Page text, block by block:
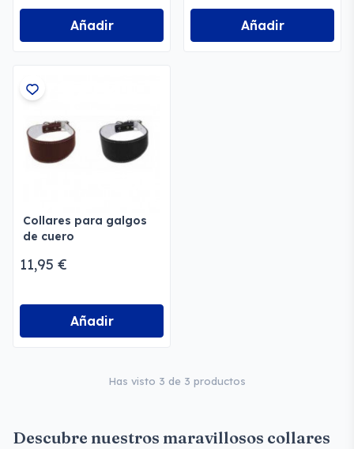
Añadir Añadir
Collares para galgos
de cuero
11,95 €
Añadir
Has visto 3 de 3 productos
Descubre nuestros maravillosos collares